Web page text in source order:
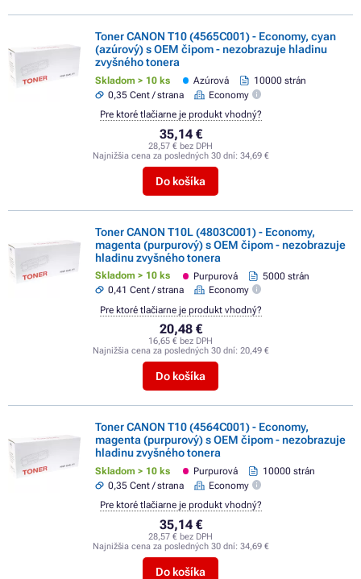
Toner CANON T10 (4565C001) - Economy, cyan
(azúrový) s OEM čipom - nezobrazuje hladinu
zvyšného tonera
Skladom > 10 ks Azúrová
10000 strán
0,35 Cent / strana
Economy
35,14 €
28,57 € bez DPH
Najnižšia cena za posledných 30 dní: 34,69 €
Do košíka
Pre ktoré tlačiarne je produkt vhodný?
Toner CANON T10L (4803C001) - Economy,
magenta (purpurový) s OEM čipom - nezobrazuje
hladinu zvyšného tonera
Skladom > 10 ks Purpurová
5000 strán
0,41 Cent / strana
Economy
20,48 €
16,65 € bez DPH
Najnižšia cena za posledných 30 dní: 20,49 €
Do košíka
Pre ktoré tlačiarne je produkt vhodný?
Toner CANON T10 (4564C001) - Economy,
magenta (purpurový) s OEM čipom - nezobrazuje
hladinu zvyšného tonera
Skladom > 10 ks Purpurová
10000 strán
0,35 Cent / strana
Economy
35,14 €
28,57 € bez DPH
Najnižšia cena za posledných 30 dní: 34,69 €
Do košíka
Pre ktoré tlačiarne je produkt vhodný?